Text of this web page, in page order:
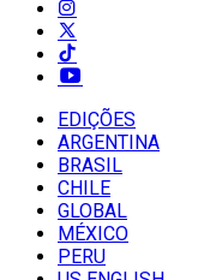
EDIÇÕES
ARGENTINA
BRASIL
CHILE
GLOBAL
MÉXICO
PERU